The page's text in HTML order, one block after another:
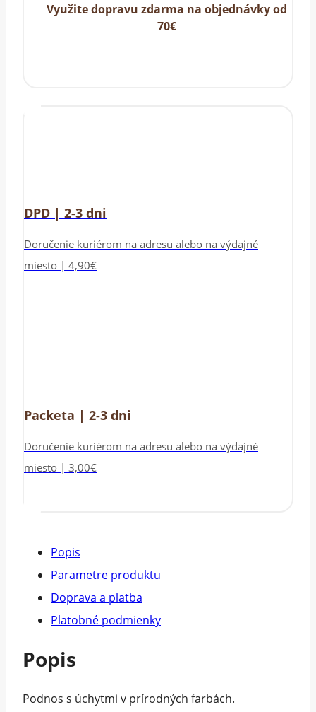
Využite dopravu zdarma na objednávky od
70€
DPD | 2-3 dni
Doručenie kuriérom na adresu alebo na výdajné
miesto | 4,90€
Packeta | 2-3 dni
Doručenie kuriérom na adresu alebo na výdajné
miesto | 3,00€
Popis
Parametre produktu
Doprava a platba
Platobné podmienky
Popis
Podnos s úchytmi v prírodných farbách.